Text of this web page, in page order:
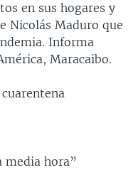
en sus hogares y
Nicolás Maduro que
Informa
Maracaibo.
media hora”